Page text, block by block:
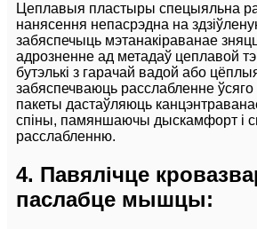
Цеплавыя пластыры спецыяльна
нанясення непасрэдна на
забяспечыць мэтанакіраванае
адрозненне ад метадаў цеплавой
бутэлькі з гарачай вадой або
забяспечваюць расслабленне
пакеты дастаўляюць
спіны, памяншаючы дыскамфорт і
расслабленню.
4. Павялічце
паслабце мышцы: